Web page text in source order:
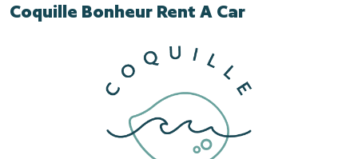
Coquille Bonheur Rent A Car